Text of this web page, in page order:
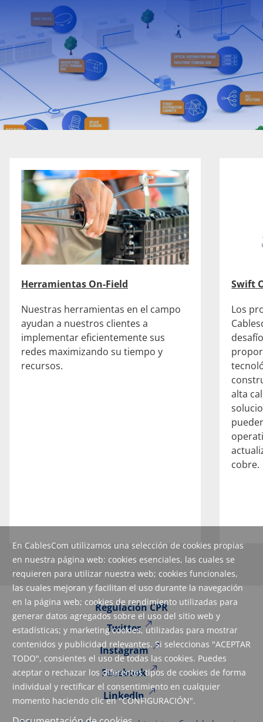
En CablesCom utilizamos una selección de cookies propias
en nuestra página web: cookies esenciales, las cuales se
requieren para utilizar nuestra web; cookies funcionales,
las cuales mejoran y facilitan el uso durante la navegación
en la página web; cookies de rendimiento utilizadas para
generar datos agregados sobre el uso del sitio web y
estadísticas; y marketing cookies, utilizadas para mostrar
contenidos y publicidad relevantes. Si seleccionas "ACEPTAR
TODO", consientes el uso de todas las cookies. Puedes
aceptar o rechazar los diferentes tipos de cookies de forma
individual y rectificar el consentimiento en cualquier
momento haciendo clic en "CONFIGURACIÓN".
Herramientas On-Field
Nuestras herramientas en el campo
ayudan a nuestros clientes a
implementar eficientemente sus
redes maximizando su tiempo y
recursos.
Swift
Los
alta
cobre.
Regulación CPR
Twitter
Instagram
Facebook
LinkedIn